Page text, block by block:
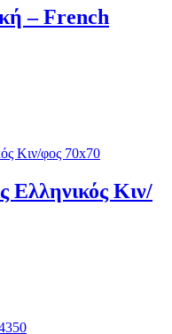
– French
Ελληνικός Κιν/